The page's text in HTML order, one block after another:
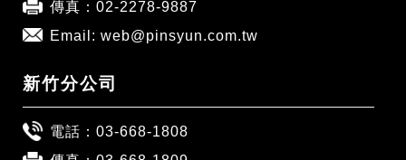
傳真：02-2278-9887
Email: web@pinsyun.com.tw
新竹分公司
電話： 03-668-1808